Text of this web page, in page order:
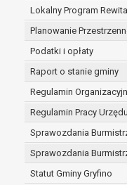
Lokalny Program
Planowanie
Podatki i opłaty
Raport o stanie gminy
Regulamin
Regulamin Pracy Urzędu
Sprawozdania
Sprawozdania
Statut Gminy Gryfino
zadań
zawarcia i
ochrony
interesie
w